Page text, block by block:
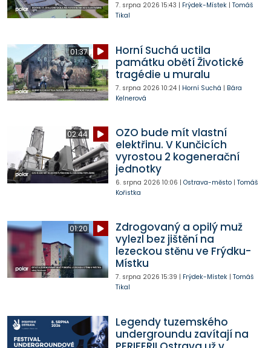
7. srpna 2026 15:43 | Frýdek-Místek| Tomáš
Tikal
01:37
Horní Suchá uctila
památku obětí Životické
tragédie u muralu
7. srpna 2026 10:24| Horní Suchá | Bára
Kelnerová
02:44
OZO bude mít vlastní
elektřinu. V Kunčicích
vyrostou 2 kogenerační
jednotky
6. srpna 2026 10:06 | Ostrava-město| Tomáš
Kořistka
01:20
Zdrogovaný a opilý muž
vylezl bez jištění na
lezeckou stěnu ve Frýdku-
Místku
7. srpna 2026 15:39 | Frýdek-Místek| Tomáš
Tikal
Legendy tuzemského
undergroundu zavítají na